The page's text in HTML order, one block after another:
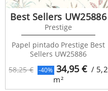
58,25 € -40% 34,95 € / 5,2
m²
Best Sellers UW25886
Prestige
Papel pintado Prestige Best
Sellers UW25886